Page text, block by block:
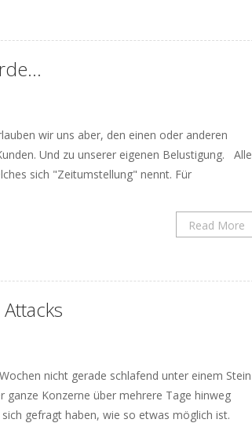
wir uns aber, den einen oder anderen
Und zu unserer eigenen Belustigung. Alle
sich "Zeitumstellung" nennt. Für
Read More
nicht gerade schlafend unter einem Stein
Konzerne über mehrere Tage hinweg
gefragt haben, wie so etwas möglich ist.